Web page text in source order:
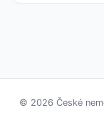
© 2026 České